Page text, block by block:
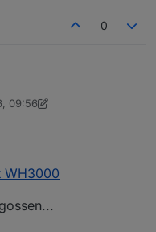
0
-> soll neu kaufen für
ich nicht gemacht :/
Außen-
mit der von
bei Ecowitt bestellt, in
Google ist auf der Hälfte
es dass Päckchen
09:56
WH3000